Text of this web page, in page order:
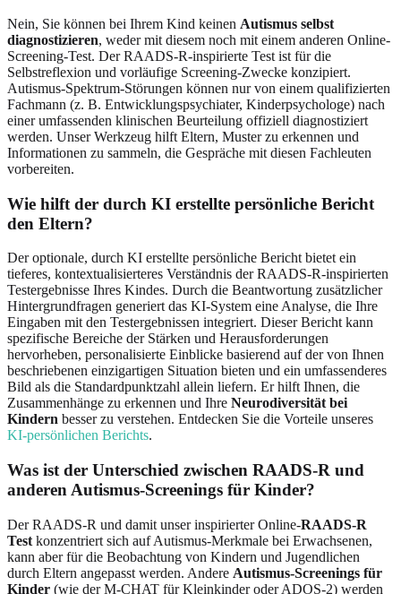
Nein, Sie können bei Ihrem Kind keinen Autismus selbst
diagnostizieren, weder mit diesem noch mit einem anderen Online-
Screening-Test. Der RAADS-R-inspirierte Test ist für die
Selbstreflexion und vorläufige Screening-Zwecke konzipiert.
Autismus-Spektrum-Störungen können nur von einem qualifizierten
Fachmann (z. B. Entwicklungspsychiater, Kinderpsychologe) nach
einer umfassenden klinischen Beurteilung offiziell diagnostiziert
werden. Unser Werkzeug hilft Eltern, Muster zu erkennen und
Informationen zu sammeln, die Gespräche mit diesen Fachleuten
vorbereiten.
Wie hilft der durch KI erstellte persönliche Bericht
den Eltern?
Der optionale, durch KI erstellte persönliche Bericht bietet ein
tieferes, kontextualisierteres Verständnis der RAADS-R-inspirierten
Testergebnisse Ihres Kindes. Durch die Beantwortung zusätzlicher
Hintergrundfragen generiert das KI-System eine Analyse, die Ihre
Eingaben mit den Testergebnissen integriert. Dieser Bericht kann
spezifische Bereiche der Stärken und Herausforderungen
hervorheben, personalisierte Einblicke basierend auf der von Ihnen
beschriebenen einzigartigen Situation bieten und ein umfassenderes
Bild als die Standardpunktzahl allein liefern. Er hilft Ihnen, die
Zusammenhänge zu erkennen und Ihre Neurodiversität bei
Kindern besser zu verstehen. Entdecken Sie die Vorteile unseres
KI-persönlichen Berichts.
Was ist der Unterschied zwischen RAADS-R und
anderen Autismus-Screenings für Kinder?
Der RAADS-R und damit unser inspirierter Online-RAADS-R
Test konzentriert sich auf Autismus-Merkmale bei Erwachsenen,
kann aber für die Beobachtung von Kindern und Jugendlichen
durch Eltern angepasst werden. Andere Autismus-Screenings für
Kinder (wie der M-CHAT für Kleinkinder oder ADOS-2) werden